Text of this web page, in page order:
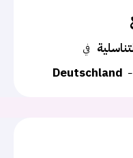
في
Deutschland